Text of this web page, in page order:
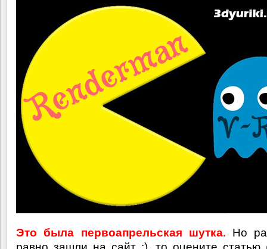
Это была первоапрельская шутка. Но